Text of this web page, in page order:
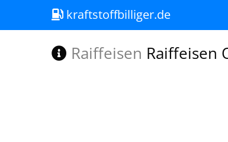
kraftstoffbilliger.de
Raiffeisen Raiffeisen